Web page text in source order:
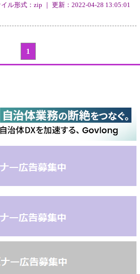
ル形式：zip ｜ 更新：2022-04-28 13:05:01
1